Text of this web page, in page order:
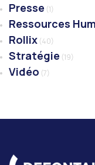
Presse (1)
Ressources
Rollix (40)
Stratégie (19)
Vidéo (7)